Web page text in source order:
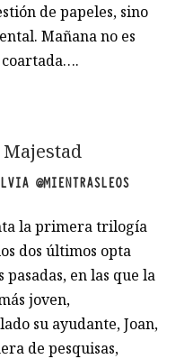
de papeles, sino
Mañana no es
coartada….
Majestad
@MIENTRASLEOS
la primera trilogía
dos últimos opta
pasadas, en las que la
joven,
su ayudante, Joan,
de pesquisas,